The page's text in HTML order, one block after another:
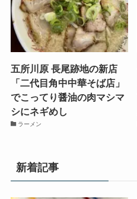
五所川原 長尾跡地の新店
「二代目角中中華そば店」
でこってり醤油の肉マシマ
シにネギめし
ラーメン
新着記事